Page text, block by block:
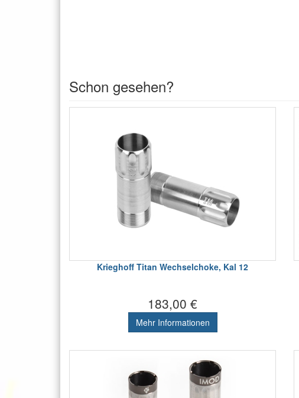
Schon gesehen?
Krieghoff Titan Wechselchoke, Kal 12
183,00 €
Mehr Informationen